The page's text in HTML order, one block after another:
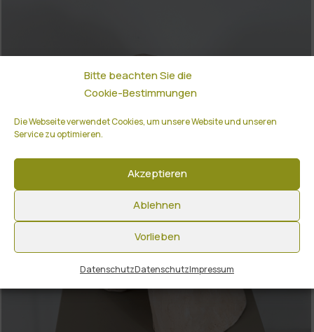
Bitte beachten Sie die
Cookie-Bestimmungen
Die Webseite verwendet Cookies, um unsere Website und unseren
Service zu optimieren.
Akzeptieren
Ablehnen
Vorlieben
DatenschutzDatenschutzImpressum